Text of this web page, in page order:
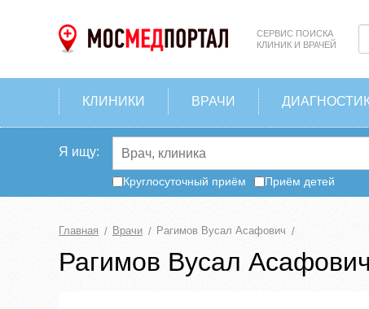
СЕРВИС ПОИСКА
КЛИНИК И ВРАЧЕЙ
КЛИНИКИ ВРАЧИ
Я ищу:
Круглосуточный приём Приём детей
Главная Врачи Рагимов Вусал Асафович
Рагимов Вусал Асафович